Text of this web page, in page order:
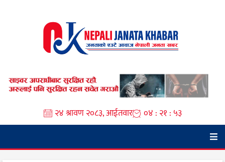
२४ श्रावण २०८३, आईतवार ०४ : २१ : ५४